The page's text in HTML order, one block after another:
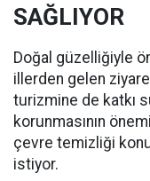
SAĞLIYOR
Doğal güzelliğiyle
illerden gelen
turizmine de katkı
korunmasının
çevre temizliği
istiyor.